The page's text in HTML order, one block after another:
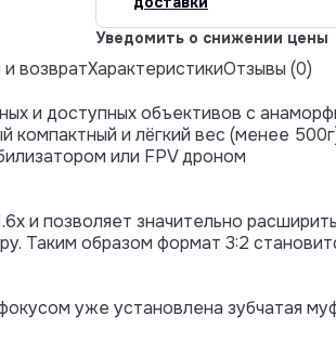
Уведомить о снижении цены
и возвратХарактеристикиОтзывы (0)
и доступных объективов с
компактный и лёгкий вес (менее
или FPV дроном
и позволяет значительно
Таким образом формат 3:2
уже установлена зубчатая